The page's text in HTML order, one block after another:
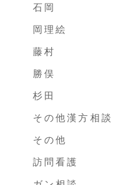
石岡
岡理絵
藤村
勝俣
杉田
その他漢方相談
その他
訪問看護